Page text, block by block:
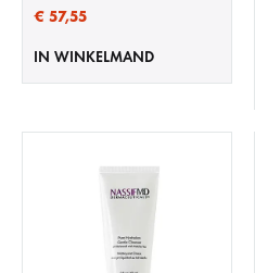
€ 57,55
IN WINKELMAND